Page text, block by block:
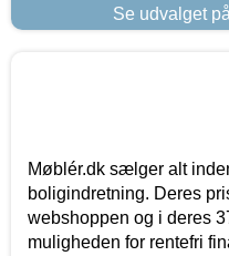
Se udvalget
Møblér.dk sælger alt
boligindretning. Deres
webshoppen og i deres
muligheden for rentefri